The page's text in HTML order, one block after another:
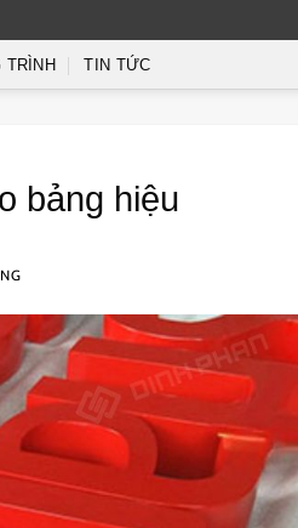
TRÌNH TIN TỨC
bảng hiệu